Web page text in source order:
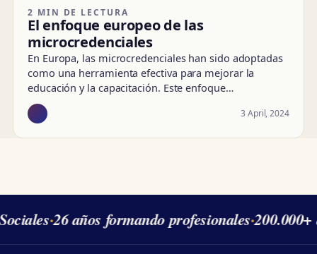
2 MIN DE LECTURA
El enfoque europeo de las
microcredenciales
En Europa, las microcredenciales han sido adoptadas
como una herramienta efectiva para mejorar la
educación y la capacitación. Este enfoque…
3 April, 2024
·26 años formando profesionales·200.000+